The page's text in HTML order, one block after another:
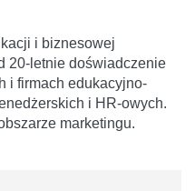
i biznesowej
20-letnie doświadczenie
i firmach edukacyjno-
i HR-owych.
marketingu.